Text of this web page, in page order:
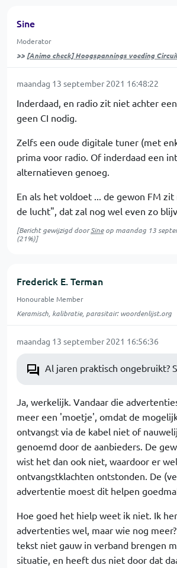
Sine
Moderator
>> [Animo check] Hoogspannings voeding
maandag 13 september 2021 16:48:22
Inderdaad, en radio zit niet achter
geen CI nodig.
Zelfs een oude digitale tuner (met
prima voor radio. Of inderdaad een
alternatieven genoeg.
En als het voldoet ... de gewon FM
de lucht", dat zal nog wel even zo
[Bericht gewijzigd doorSineop maandag 13
(21%)]
Frederick E. Terman
Honourable Member
Keramisch, kalibratie, parasitair: woordenlijst.org
maandag 13 september 2021 16:56:36
Al jaren praktisch ongebruikt?
Ja, werkelijk. Vandaar die
meer een 'moetje', omdat de
ontvangst via de kabel niet of
genoemd door de aanbieders. De
wist het dan ook niet, waardoor er
ontvangstklachten ontstonden. De
advertentie moest dit helpen
Hoe goed het hielp weet ik niet. Ik
advertenties wel, maar wie nog
tekst niet gauw in verband brengen
situatie, en heeft dus niet door dat